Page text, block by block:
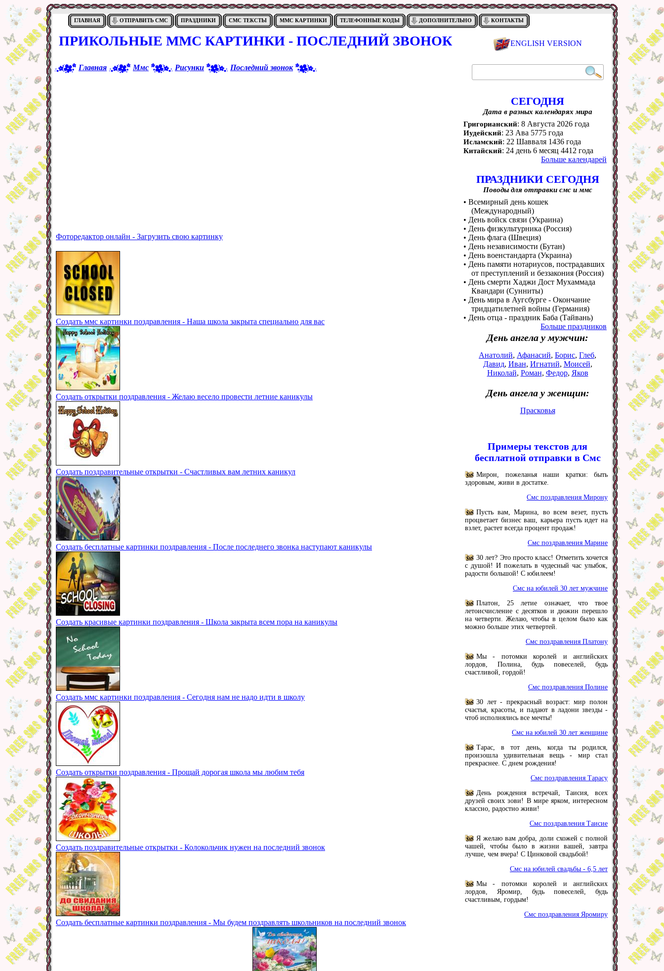
ГЛАВНАЯ ОТПРАВИТЬ СМС ПРАЗДНИКИ СМС ТЕКСТЫ ММС КАРТИНКИ ТЕЛЕФОННЫЕ КОДЫ ДОПОЛНИТЕЛЬНО КОНТАКТЫ
ПРИКОЛЬНЫЕ ММС КАРТИНКИ - ПОСЛЕДНИЙ ЗВОНОК
Главная Ммс Рисунки Последний звонок
Фоторедактор онлайн - Загрузить свою картинку
Создать ммс картинки поздравления - Наша школа закрыта специально для вас
Создать открытки поздравления - Желаю весело провести летние каникулы
Создать поздравительные открытки - Счастливых вам летних каникул
Создать бесплатные картинки поздравления - После последнего звонка наступают каникулы
Создать красивые картинки поздравления - Школа закрыта всем пора на каникулы
Создать ммс картинки поздравления - Сегодня нам не надо идти в школу
Создать открытки поздравления - Прощай дорогая школа мы любим тебя
Создать поздравительные открытки - Колокольчик нужен на последний звонок
Создать бесплатные картинки поздравления - Мы будем поздравлять школьников на последний звонок
ENGLISH VERSION
СЕГОДНЯ
Дата в разных календарях мира
Григорианский: 8 Августа 2026 года
Иудейский: 23 Ава 5775 года
Исламский: 22 Шавваля 1436 года
Китайский: 24 день 6 месяц 4412 года
Больше календарей
ПРАЗДНИКИ СЕГОДНЯ
Поводы для отправки смс и ммс
• Всемирный день кошек
(Международный)
• День войск связи (Украина)
• День физкультурника (Россия)
• День флага (Швеция)
• День независимости (Бутан)
• День военстандарта (Украина)
• День памяти нотариусов, пострадавших
от преступлений и беззакония (Россия)
• День смерти Хаджи Дост Мухаммада
Квандари (Сунниты)
• День мира в Аугсбурге - Окончание
тридцатилетней войны (Германия)
• День отца - праздник Баба (Тайвань)
Больше праздников
День ангела у мужчин:
Анатолий, Афанасий, Борис, Глеб,
Давид, Иван, Игнатий, Моисей,
Николай, Роман, Федор, Яков
День ангела у женщин:
Прасковья
Примеры текстов для
бесплатной отправки в Смс
Мирон, пожеланья наши кратки: быть
здоровым, живи в достатке.
Смс поздравления Мирону
Пусть вам, Марина, во всем везет, пусть
процветает бизнес ваш, карьера пусть идет на
взлет, растет всегда процент продаж!
Смс поздравления Марине
30 лет? Это просто класс! Отметить хочется
с душой! И пожелать в чудесный час улыбок,
радости большой! С юбилеем!
Смс на юбилей 30 лет мужчине
Платон, 25 летие означает, что твое
летоисчисление с десятков и дюжин перешло
на четверти. Желаю, чтобы в целом было как
можно больше этих четвертей.
Смс поздравления Платону
Мы - потомки королей и английских
лордов, Полина, будь повеселей, будь
счастливой, гордой!
Смс поздравления Полине
30 лет - прекрасный возраст: мир полон
счастья, красоты, и падают в ладони звезды -
чтоб исполнялись все мечты!
Смс на юбилей 30 лет женщине
Тарас, в тот день, когда ты родился,
произошла удивительная вещь - мир стал
прекраснее. С днем рождения!
Смс поздравления Тарасу
День рождения встречай, Таисия, всех
друзей своих зови! В мире ярком, интересном
классно, радостно живи!
Смс поздравления Таисие
Я желаю вам добра, доли схожей с полной
чашей, чтобы было в жизни вашей, завтра
лучше, чем вчера! С Цинковой свадьбой!
Смс на юбилей свадьбы - 6,5 лет
Мы - потомки королей и английских
лордов, Яромир, будь повеселей, будь
счастливым, гордым!
Смс поздравления Яромиру